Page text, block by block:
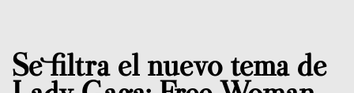
Se filtra el nuevo tema de